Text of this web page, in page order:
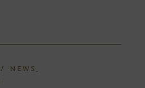
NEWS